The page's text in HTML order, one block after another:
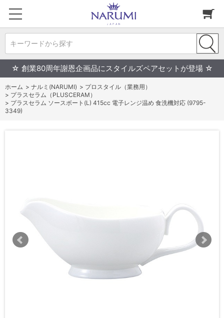
キーワードから探す
☆ 創業80周年謝恩企画品にスタイルズペアセットが登場 ☆
ホーム > ナルミ(NARUMI) > プロスタイル（業務用）
> プラスセラム（PLUSCERAM）
> プラスセラム ソースボート(L) 415cc 電子レンジ温め 食洗機対応 (9795-
3349)